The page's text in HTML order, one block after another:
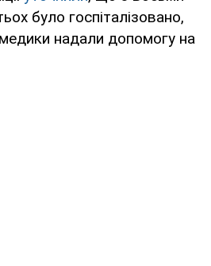
було госпіталізовано,
надали допомогу на